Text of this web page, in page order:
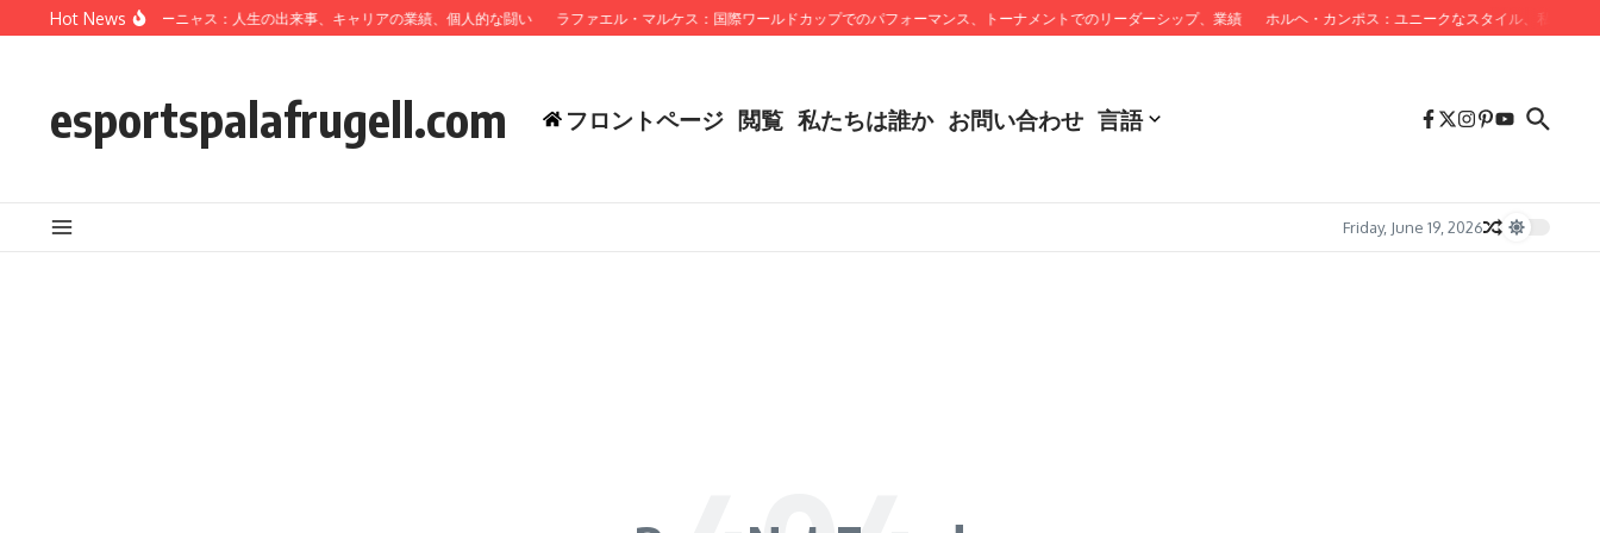
Skip to content
Hot News
サルバドール・カバーニャス：人生の出来事、キャリアの業績、個人的な闘い ラファエル・マルケス：国際ワールドカップでのパフォーマンス、トーナメントでのリーダーシップ、業績 ホルヘ・カンポス：ユニークなスタイル、私生活、
esportspalafrugell.com フロントページ 閲覧 私たちは誰か お問い合わせ 言語
Friday, June 19, 2026